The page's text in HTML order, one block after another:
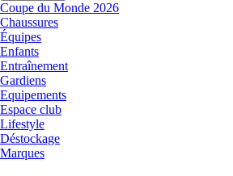
Coupe du Monde 2026
Chaussures
Équipes
Enfants
Entraînement
Gardiens
Equipements
Espace club
Lifestyle
Déstockage
Marques